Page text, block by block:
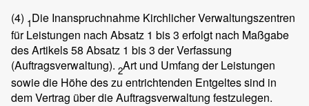
(4) 1Die Inanspruchnahme Kirchlicher Verwaltungszentren
für Leistungen nach Absatz 1 bis 3 erfolgt nach Maßgabe
des Artikels 58 Absatz 1 bis 3 der Verfassung
(Auftragsverwaltung). 2Art und Umfang der Leistungen
sowie die Höhe des zu entrichtenden Entgeltes sind in
dem Vertrag über die Auftragsverwaltung festzulegen.